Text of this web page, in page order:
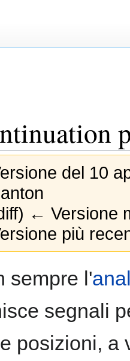
del 10
← Versione
più
sempre l'
segnali
posizioni, a